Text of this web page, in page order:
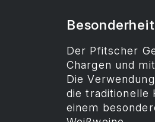
Der Pfitscher
Chargen und
Die
die traditionelle
einem